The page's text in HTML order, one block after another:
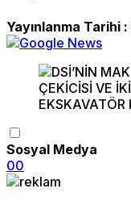
Yayınlanma Tarihi :
Sosyal Medya
00